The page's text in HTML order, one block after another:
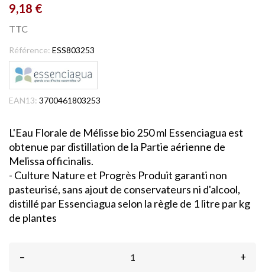
9,18 €
TTC
Référence: ESS803253
EAN13: 3700461803253
L'Eau Florale de Mélisse bio 250 ml Essenciagua est
obtenue par distillation de la Partie aérienne de
Melissa officinalis.
- Culture Nature et Progrès Produit garanti non
pasteurisé, sans ajout de conservateurs ni d'alcool,
distillé par Essenciagua selon la règle de 1 litre par kg
de plantes
– +